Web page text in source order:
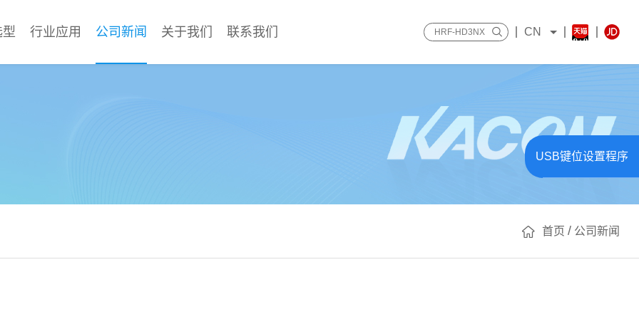
行业应用 公司新闻 关于我们 联系我们 CN
首页 / 公司新闻
USB键位设置程序